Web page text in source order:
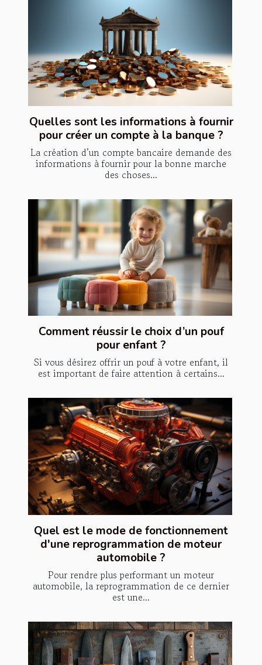
Quelles sont les informations à fournir
pour créer un compte à la banque ?
La création d’un compte bancaire demande des
informations à fournir pour la bonne marche
des choses...
Comment réussir le choix d’un pouf
pour enfant ?
Si vous désirez offrir un pouf à votre enfant, il
est important de faire attention à certains...
Quel est le mode de fonctionnement
d'une reprogrammation de moteur
automobile ?
Pour rendre plus performant un moteur
automobile, la reprogrammation de ce dernier
est une...